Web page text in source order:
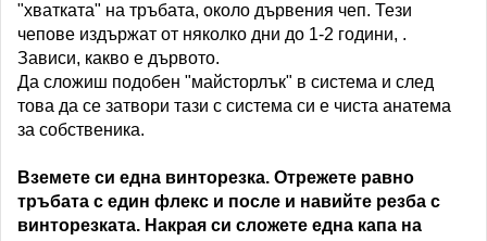
"хватката" на тръбата, около дървения чеп. Тези
чепове издържат от няколко дни до 1-2 години, .
Зависи, какво е дървото.
Да сложиш подобен "майсторлък" в система и след
това да се затвори тази с система си е чиста анатема
за собственика.
Вземете си една винторезка. Отрежете равно
тръбата с един флекс и после и навийте резба с
винторезката. Накрая си сложете една капа на